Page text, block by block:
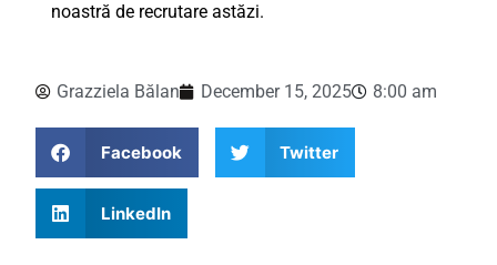
noastră de recrutare astăzi.
Grazziela Bălan December 15, 2025 8:00 am
Facebook Twitter
LinkedIn